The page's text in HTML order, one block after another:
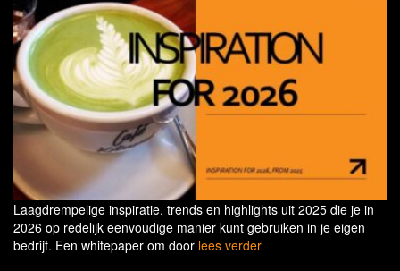
Laagdrempelige inspiratie, trends en highlights uit 2025 die je in
2026 op redelijk eenvoudige manier kunt gebruiken in je eigen
bedrijf. Een whitepaper om door lees verder